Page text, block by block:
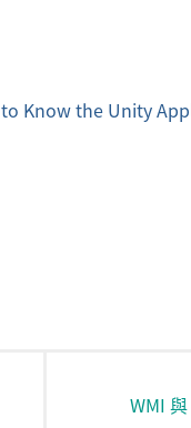
Know the Unity
WMI